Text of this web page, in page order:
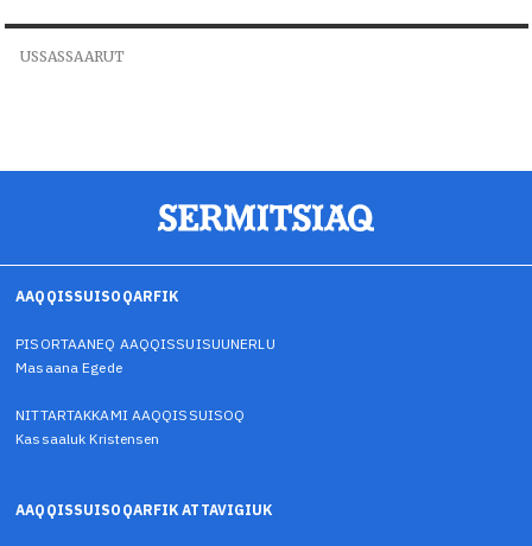
USSASSAARUT
AAQQISSUISOQARFIK
PISORTAANEQ AAQQISSUISUUNERLU
Masaana Egede
NITTARTAKKAMI AAQQISSUISOQ
Kassaaluk Kristensen
AAQQISSUISOQARFIK ATTAVIGIUK